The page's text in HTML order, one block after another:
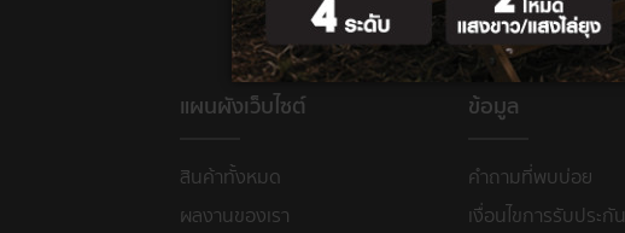
แผนผังเว็บไซต์
สินค้าทั้งหมด
ผลงานของเรา
ข้อมูล
คำถามที่พบบ่อย
เงื่อนไขการรับประกัน